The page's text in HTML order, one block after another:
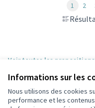
Informations sur les
Nous utilisons des cookies
performance et les
1 2
Voir toutes les
Conditions d'utilisation
Paramètres des cookies